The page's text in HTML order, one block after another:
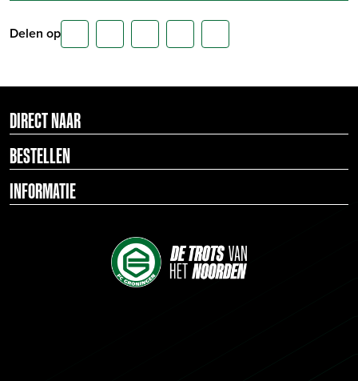
Delen op
DIRECT NAAR
BESTELLEN
INFORMATIE